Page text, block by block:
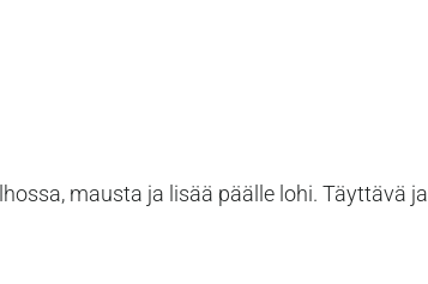
mausta ja lisää päälle lohi. Täyttävä ja